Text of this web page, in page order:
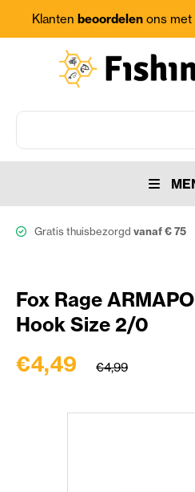
Klanten beoordelenons met
Gratis thuisbezorgd vanaf € 75
Fox Rage
Hook Size 2/0
€4,49 €4,99